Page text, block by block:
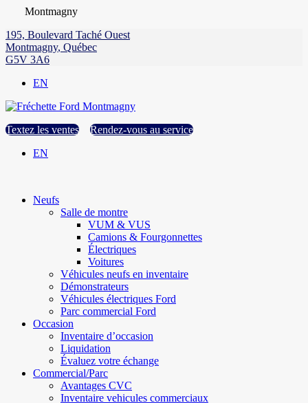
Montmagny
195, Boulevard Taché Ouest
Montmagny, Québec
G5V 3A6
EN
Textez les ventes
Rendez-vous au service
EN
Neufs
Salle de montre
VUM & VUS
Camions & Fourgonnettes
Électriques
Voitures
Véhicules neufs en inventaire
Démonstrateurs
Véhicules électriques Ford
Parc commercial Ford
Occasion
Inventaire d’occasion
Liquidation
Évaluez votre échange
Commercial/Parc
Avantages CVC
Inventaire vehicules commerciaux